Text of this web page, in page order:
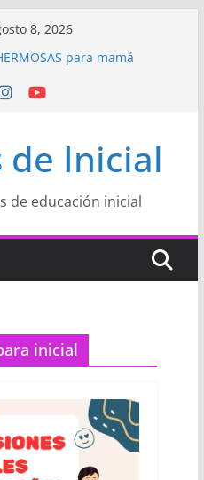
8, 2026
para MAMÁ: colorea con
para mamá
Inicial 2026”
con Alegría la Semana
Un regalo para
de Inicial
de educación inicial
inicial